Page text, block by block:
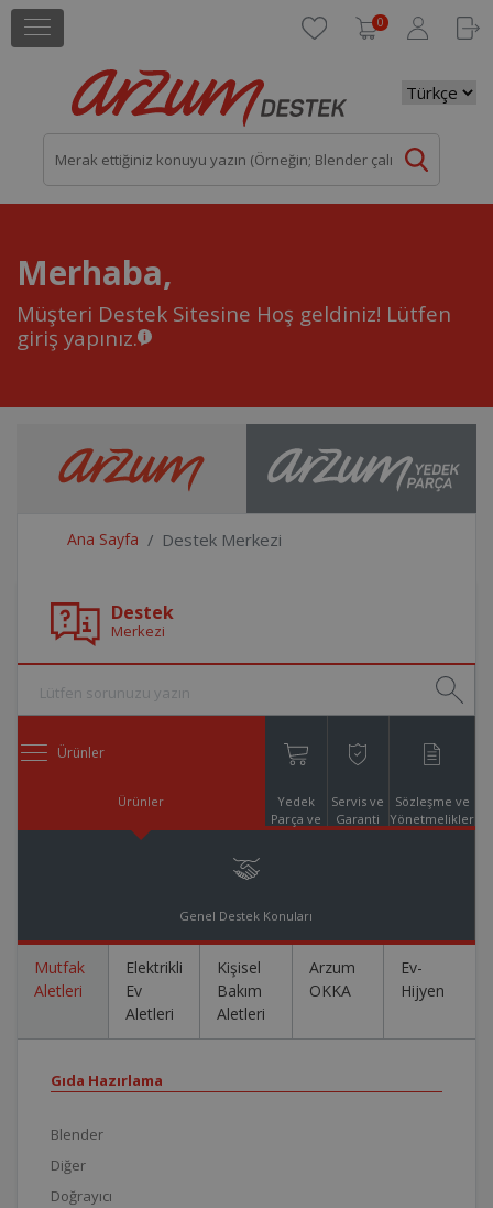
0
Merhaba,
Müşteri Destek Sitesine Hoş geldiniz! Lütfen
giriş yapınız.
Ana Sayfa Destek Merkezi
Destek
Merkezi
Ürünler
Ürünler
Yedek
Parça ve
Servis ve
Garanti
Sözleşme ve
Yönetmelikler
Genel Destek Konuları
Mutfak
Aletleri
Elektrikli
Ev
Aletleri
Kişisel
Bakım
Aletleri
Arzum
OKKA
Ev-
Hijyen
Gıda Hazırlama
Blender
Diğer
Doğrayıcı